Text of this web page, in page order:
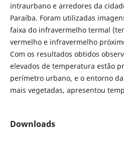
intraurbano e arredores da
Paraíba. Foram utilizadas
faixa do infravermelho termal
vermelho e infravermelho
Com os resultados obtidos
elevados de temperatura estão
perímetro urbano, e o entorno
mais vegetadas, apresentou
Downloads